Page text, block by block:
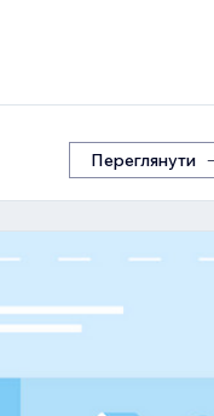
Переглянути